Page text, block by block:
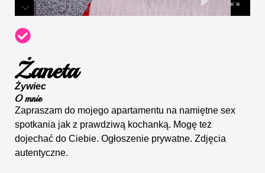
Żaneta
Żywiec
O mnie
Zapraszam do mojego apartamentu na namiętne sex
spotkania jak z prawdziwą kochanką. Mogę też
dojechać do Ciebie. Ogłoszenie prywatne. Zdjęcia
autentyczne.